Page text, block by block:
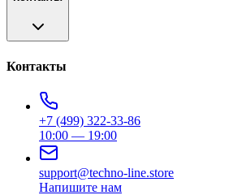
Контакты
+7 (499) 322-33-86
10:00 — 19:00
support@techno-line.store
Напишите нам